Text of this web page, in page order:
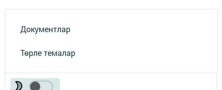
Документлар
Төрле темалар